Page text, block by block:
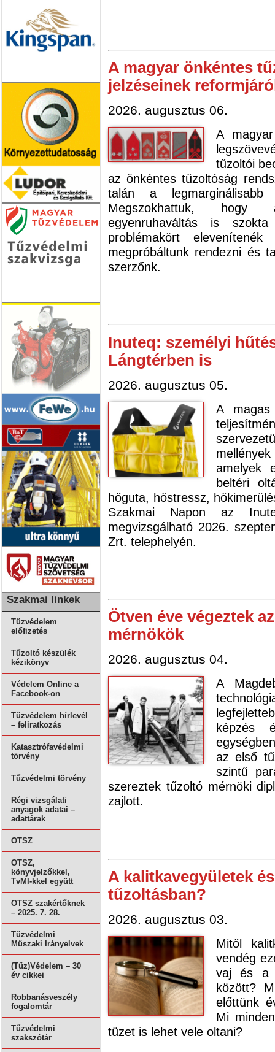
Szakmai linkek
Tűzvédelem
előfizetés
Tűzoltó készülék
kézikönyv
Védelem Online a
Facebook-on
Tűzvédelem hírlevél
– feliratkozás
Katasztrófavédelmi
törvény
Tűzvédelmi törvény
Régi vizsgálati
anyagok adatai –
adattárak
OTSZ
OTSZ,
könyvjelzőkkel,
TvMI-kkel együtt
OTSZ szakértőknek
– 2025. 7. 28.
Tűzvédelmi
Műszaki Irányelvek
(Tűz)Védelem – 30
év cikkei
Robbanásveszély
fogalomtár
Tűzvédelmi
szakszótár
A magyar önkéntes
jelzéseinek
2026. augusztus 06.
A
tűzoltói
az önkéntes tűzoltóság
talán a
Megszokhattuk, hogy
egyenruhaváltás is
problémakört
megpróbáltunk rendezni és
szerzőnk.
Inuteq: személyi
Lángtérben is
2026. augusztus 05.
A
amelyek
beltéri
hőguta, hőstressz,
Szakmai Napon az
megvizsgálható 2026.
Zrt. telephelyén.
Ötven éve végeztek
mérnökök
2026. augusztus 04.
A
képzés
az első
szintű
szereztek tűzoltó mérnöki
zajlott.
A kalitkavegyületek
tűzoltásban?
2026. augusztus 03.
Mitől
vendég
vaj és a
között?
előttünk
Mi
tüzet is lehet vele oltani?